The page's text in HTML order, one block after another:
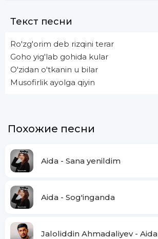
Текст песни
Ro'zg'orim deb rizqini terar
Goho yig'lab gohida kular
O'zidan o'tkanin u bilar
Musofirlik ayolga qiyin
Похожие песни
Aida - Sana yenildim
Aida - Sog'inganda
Jaloliddin Ahmadaliyev - Aida